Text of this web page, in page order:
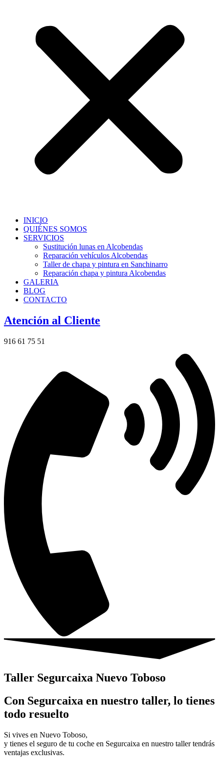
INICIO
QUIÉNES SOMOS
SERVICIOS
Sustitución lunas en Alcobendas
Reparación vehículos Alcobendas
Taller de chapa y pintura en Sanchinarro
Reparación chapa y pintura Alcobendas
GALERIA
BLOG
CONTACTO
Atención al Cliente
916 61 75 51
Taller Segurcaixa Nuevo Toboso
Con Segurcaixa en nuestro taller, lo tienes
todo resuelto
Si vives en Nuevo Toboso,
y tienes el seguro de tu coche en Segurcaixa en nuestro taller tendrás
ventajas exclusivas.